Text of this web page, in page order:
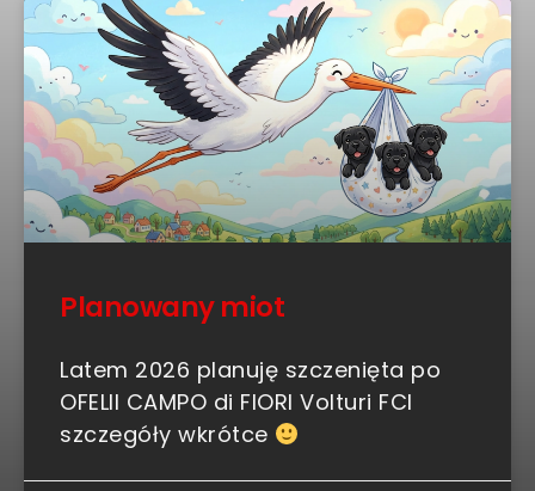
Planowany miot
Latem 2026 planuję szczenięta po
OFELII CAMPO di FIORI Volturi FCI
szczegóły wkrótce